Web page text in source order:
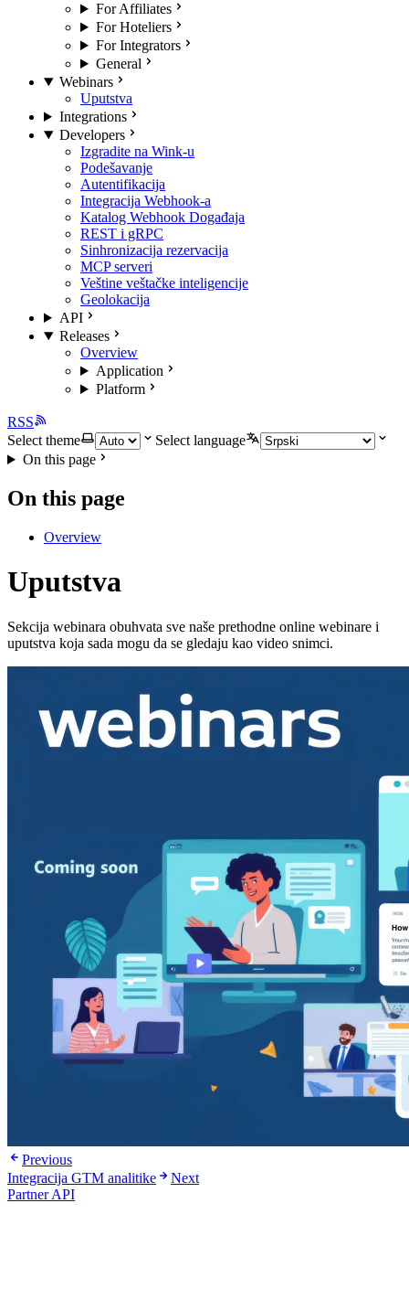
For Affiliates
For Hoteliers
For Integrators
General
Webinars
Uputstva
Integrations
Developers
Izgradite na Wink-u
Podešavanje
Autentifikacija
Integracija Webhook-a
Katalog Webhook Događaja
REST i gRPC
Sinhronizacija rezervacija
MCP serveri
Veštine veštačke inteligencije
Geolokacija
API
Releases
Overview
Application
Platform
RSS
Select theme
Select language
On this page
On this page
Overview
Uputstva
Sekcija webinara obuhvata sve naše prethodne online webinare i
uputstva koja sada mogu da se gledaju kao video snimci.
Previous
Integracija GTM analitike
Next
Partner API